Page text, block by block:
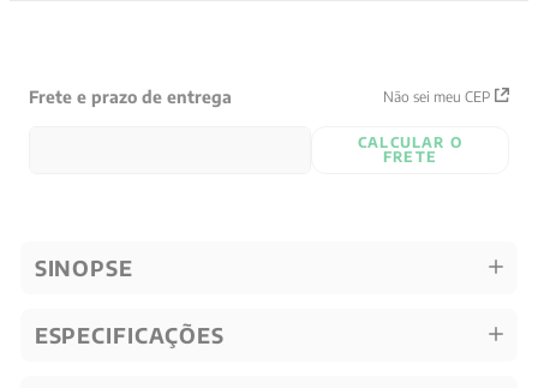
Frete e prazo de entrega Não sei meu CEP
CALCULAR O
FRETE
SINOPSE
ESPECIFICAÇÕES